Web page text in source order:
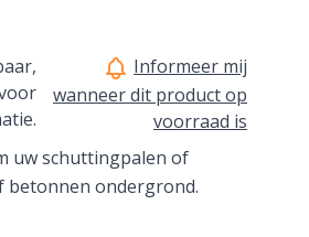
Informeer mij
wanneer dit product op
voorraad is
uw schuttingpalen of
betonnen ondergrond.